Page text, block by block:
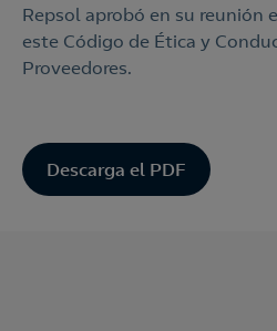
Repsol aprobó en su reunión
este Código de Ética y
Proveedores.
Descarga el PDF